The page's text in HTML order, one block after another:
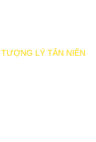
LÝ TÂN NIÊN